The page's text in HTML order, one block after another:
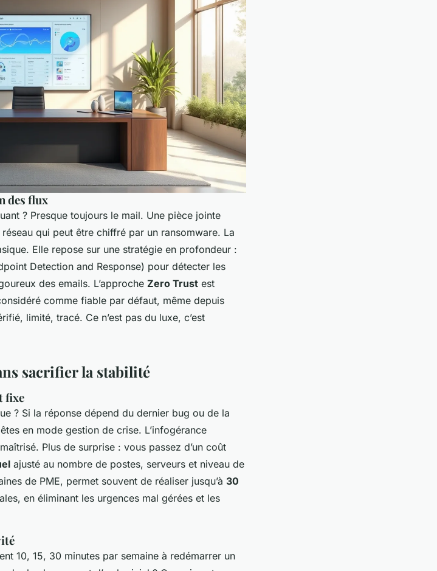
des flux
? Presque toujours le mail. Une pièce jointe
qui peut être chiffré par un ransomware. La
Elle repose sur une stratégie en profondeur :
Detection and Response) pour détecter les
des emails. L’approche Zero Trust est
comme fiable par défaut, même depuis
limité, tracé. Ce n’est pas du luxe, c’est
sacrifier la stabilité
fixe
? Si la réponse dépend du dernier bug ou de la
en mode gestion de crise. L’infogérance
Plus de surprise : vous passez d’un coût
ajusté au nombre de postes, serveurs et niveau de
de PME, permet souvent de réaliser jusqu’à 30
en éliminant les urgences mal gérées et les
10, 15, 30 minutes par semaine à redémarrer un